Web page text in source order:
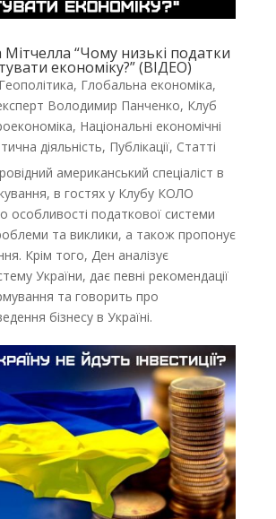
“Чому низькі податки
економіку?” (ВІДЕО)
Геополітика, Глобальна економіка,
Володимир Панченко, Клуб
, Національні економічні
діяльність, Публікації, Статті
американський спеціаліст в
в гостях у Клубу КОЛО
особливості податкової системи
та виклики, а також пропонує
Крім того, Ден аналізує
України, дає певні рекомендації
та говорить про
бізнесу в Україні.